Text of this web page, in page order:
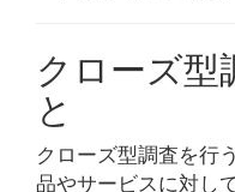
クローズ型
と
クローズ型調査を行
品やサービスに対し